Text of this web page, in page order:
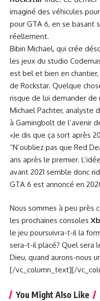
imaginé des véhicules
pour GTA 6, en se basant
réellement.
Bibin Michael, qui crée
les jeux du studio
est bel et bien en
de Rockstar. Quelque
risque de lui demander
Michael Pachter, analyste
à Gamingbolt de l’avenir
«Je dis que ça sort après
“N’oubliez pas que Red
ans après le premier.
avant 2021 semble donc
GTA 6 est annoncé en
Nous sommes à peu près
les prochaines consoles
le jeu poursuivra-t-il la
sera-t-il placé? Quel sera
Dieu, quand aurons-nous
[/vc_column_text][/
You Might Also Like